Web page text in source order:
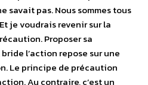
savait pas. Nous sommes tous
je voudrais revenir sur la
Proposer sa
l’action repose sur une
Le principe de précaution
Au contraire, c’est un